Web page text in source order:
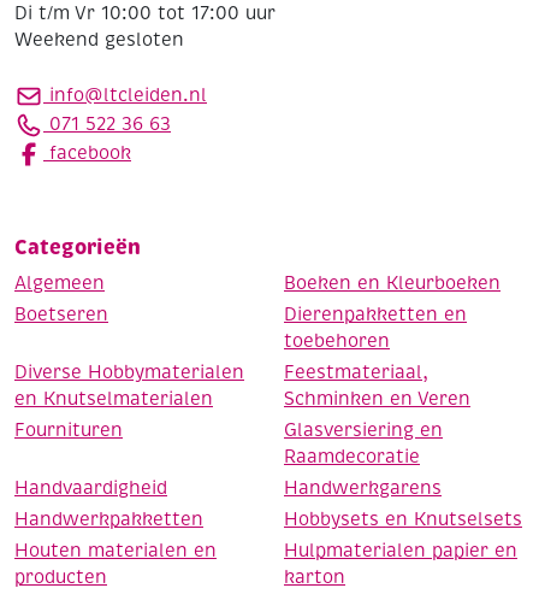
Di t/m Vr 10:00 tot 17:00 uur
Weekend gesloten
info@ltcleiden.nl
071 522 36 63
facebook
Categorieën
Algemeen
Boeken en Kleurboeken
Boetseren
Dierenpakketten en
toebehoren
Diverse Hobbymaterialen
en Knutselmaterialen
Feestmateriaal,
Schminken en Veren
Fournituren
Glasversiering en
Raamdecoratie
Handvaardigheid
Handwerkgarens
Handwerkpakketten
Hobbysets en Knutselsets
Houten materialen en
producten
Hulpmaterialen papier en
karton